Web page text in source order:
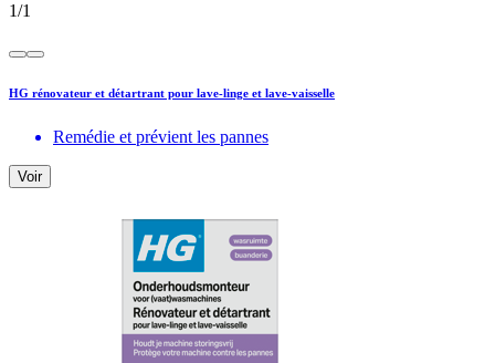
1/1
HG rénovateur et détartrant pour lave-linge et lave-vaisselle
Remédie et prévient les pannes
Voir